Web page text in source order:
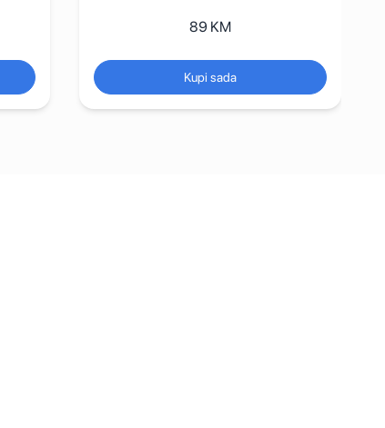
89 KM
Kupi sada